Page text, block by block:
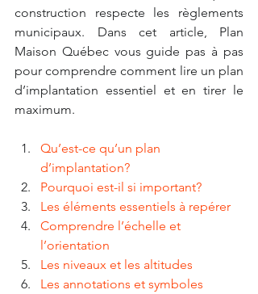
construction respecte les règlements
municipaux. Dans cet article, Plan
Maison Québec vous guide pas à pas
pour comprendre comment lire un plan
d’implantation essentiel et en tirer le
maximum.
Qu’est-ce qu’un plan
d’implantation?
Pourquoi est-il si important?
Les éléments essentiels à repérer
Comprendre l’échelle et
l’orientation
Les niveaux et les altitudes
Les annotations et symboles